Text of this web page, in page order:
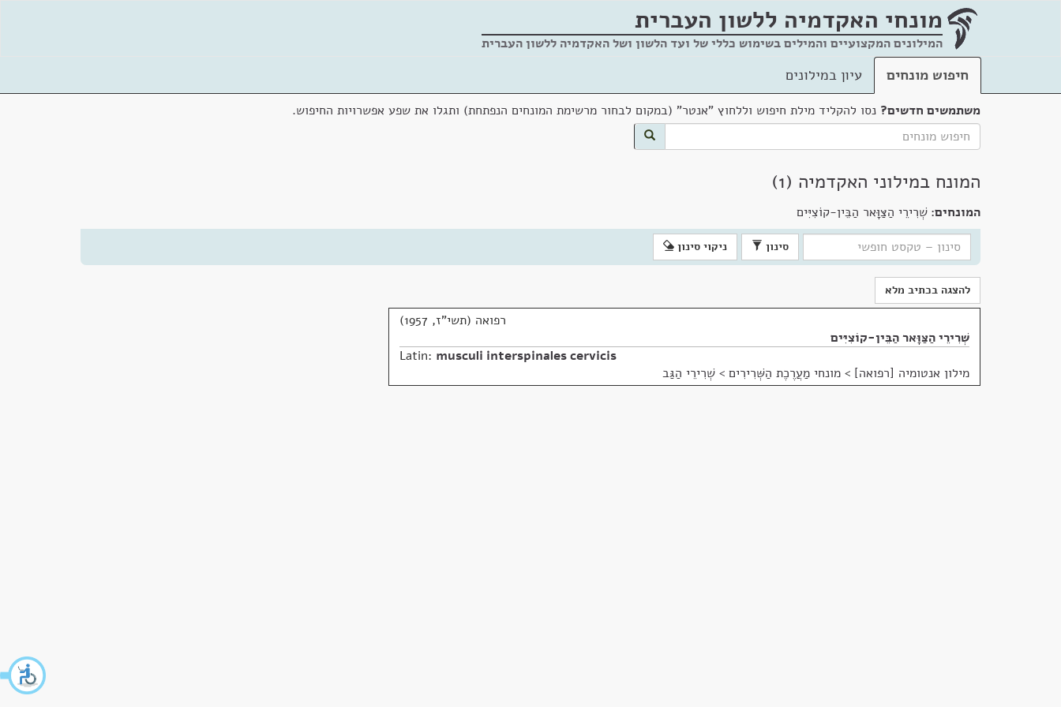
מונחי האקדמיה ללשון העברית
המילונים המקצועיים והמילים בשימוש כללי של ועד הלשון ושל האקדמיה ללשון העברית
חיפוש מונחים עיון במילונים
משתמשים חדשים? נסו להקליד מילת חיפוש וללחוץ "אנטר" (במקום לבחור מרשימת המונחים הנפתחת) ותגלו את שפע אפשרויות החיפוש.
המונח במילוני האקדמיה (1)
המונחים: שְׁרִירֵי הַצַּוָּאר הַבֵּין-קוֹצִיִּים
סינון ניקוי סינון
להצגה בכתיב מלא
רפואה (תשי"ז, 1957)
שְׁרִירֵי הַצַּוָּאר הַבֵּין-קוֹצִיִּים
Latin: musculi interspinales cervicis
מילון אנטומיה [רפואה] > מונחי מַעֲרֶכֶת הַשְּׁרִירִים > שְׁרִירֵי הַגַּב